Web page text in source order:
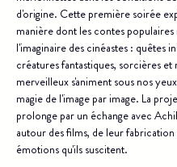
d'origine. Cette première soirée
manière dont les contes
l'imaginaire des cinéastes : quêtes
créatures fantastiques, sorcières et
merveilleux s'animent sous nos
magie de l'image par image. La
prolonge par un échange avec
autour des films, de leur fabrication
émotions qu'ils suscitent.